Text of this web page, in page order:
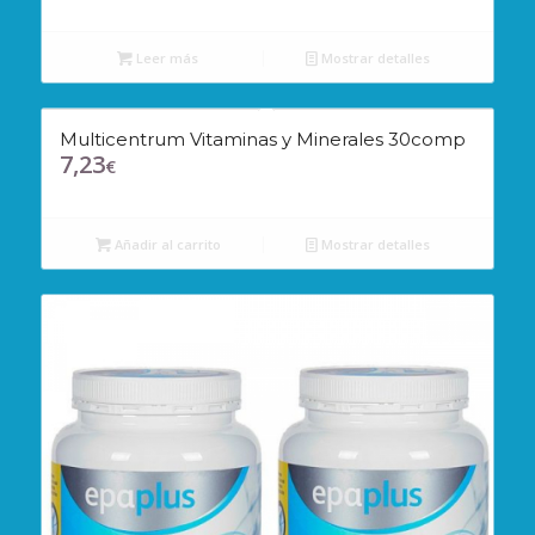
Leer más Mostrar detalles
Multicentrum Vitaminas y Minerales 30comp
7,23€
Añadir al carrito Mostrar detalles